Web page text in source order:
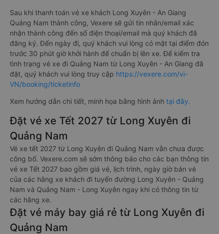
Sau khi thanh toán vé xe khách Long Xuyên - An Giang
Quảng Nam thành công, Vexere sẽ gửi tin nhắn/email xác
nhận thành công đến số điện thoại/email mà quý khách đã
đăng ký. Đến ngày đi, quý khách vui lòng có mặt tại điểm đón
trước 30 phút giờ khởi hành để chuẩn bị lên xe. Để kiểm tra
tình trạng vé xe đi Quảng Nam từ Long Xuyên - An Giang đã
đặt, quý khách vui lòng truy cập https://vexere.com/vi-
VN/booking/ticketinfo
Xem hướng dẫn chi tiết, minh họa bằng hình ảnh tại đây.
Đặt vé xe Tết 2027 từ Long Xuyên đi
Quảng Nam
Vé xe tết 2027 từ Long Xuyên đi Quảng Nam vẫn chưa được
công bố. Vexere.com sẽ sớm thông báo cho các bạn thông tin
vé xe Tết 2027 bao gồm giá vé, lịch trình, ngày giờ bán vé
của các hãng xe khách đi tuyến đường Long Xuyên - Quảng
Nam và Quảng Nam - Long Xuyên ngay khi có thông tin từ
các hãng xe.
Đặt vé máy bay giá rẻ từ Long Xuyên đi
Quảng Nam